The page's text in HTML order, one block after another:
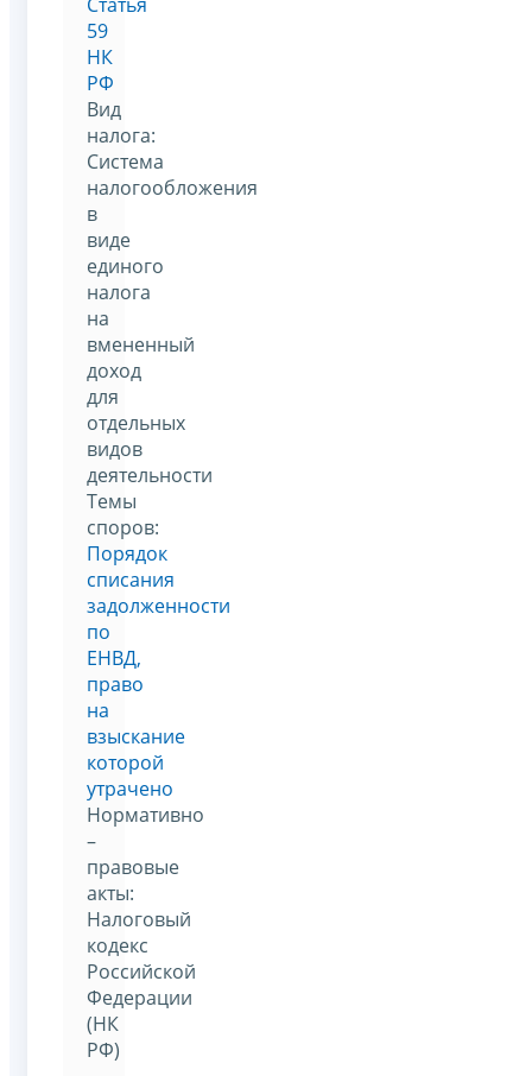
59
НК
РФ
Вид
налога:
Система
налогообложения
в
виде
единого
налога
на
вмененный
доход
для
отдельных
видов
деятельности
Темы
споров:
Порядок
списания
задолженности
по
ЕНВД,
право
на
взыскание
которой
утрачено
Нормативно
–
правовые
акты:
Налоговый
кодекс
Российской
Федерации
(НК
РФ)